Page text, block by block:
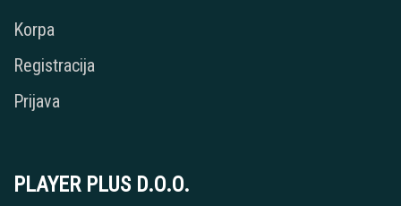
Korpa
Registracija
Prijava
PLAYER PLUS D.O.O.